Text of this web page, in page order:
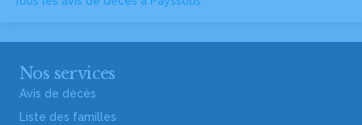
Nos services
Avis de décès
Liste des familles